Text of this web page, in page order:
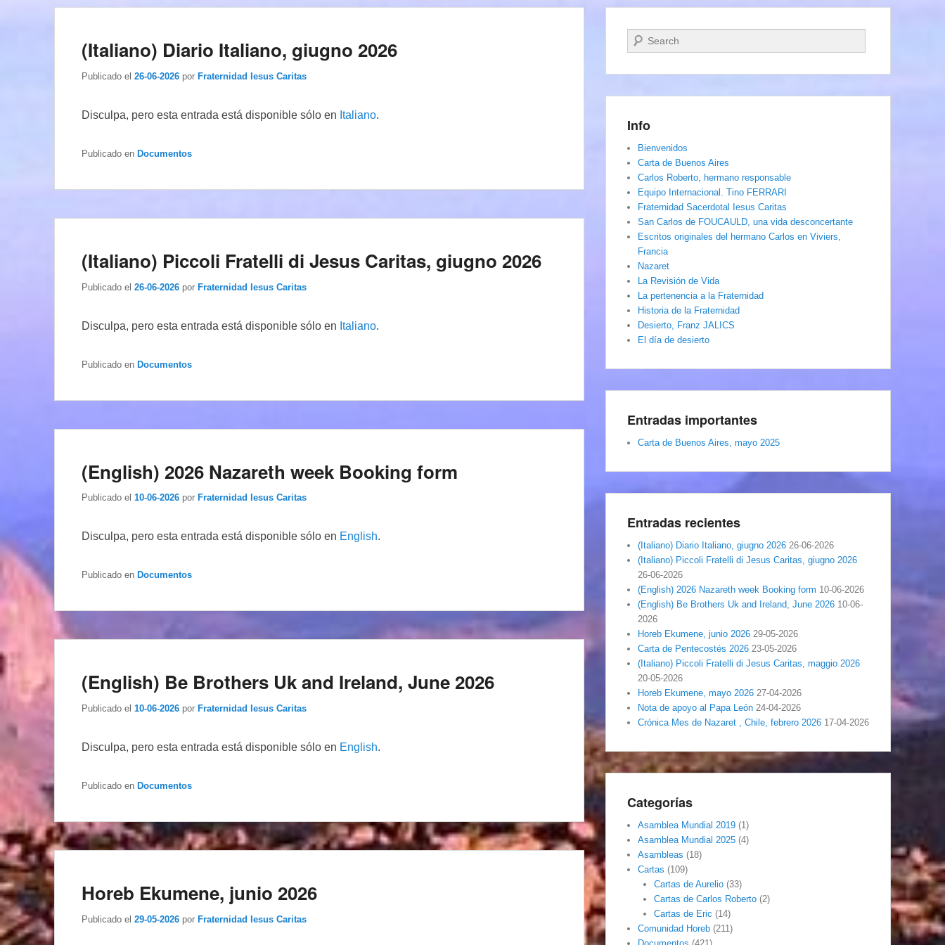
(Italiano) Diario Italiano, giugno 2026
Publicado el 26-06-2026 por Fraternidad Iesus Caritas
Disculpa, pero esta entrada está disponible sólo en Italiano.
Publicado en Documentos
(Italiano) Piccoli Fratelli di Jesus Caritas, giugno 2026
Publicado el 26-06-2026 por Fraternidad Iesus Caritas
Disculpa, pero esta entrada está disponible sólo en Italiano.
Publicado en Documentos
(English) 2026 Nazareth week Booking form
Publicado el 10-06-2026 por Fraternidad Iesus Caritas
Disculpa, pero esta entrada está disponible sólo en English.
Publicado en Documentos
(English) Be Brothers Uk and Ireland, June 2026
Publicado el 10-06-2026 por Fraternidad Iesus Caritas
Disculpa, pero esta entrada está disponible sólo en English.
Publicado en Documentos
Horeb Ekumene, junio 2026
Publicado el 29-05-2026 por Fraternidad Iesus Caritas
Buscar
Info
Bienvenidos
Carta de Buenos Aires
Carlos Roberto, hermano responsable
Equipo Internacional. Tino FERRARI
Fraternidad Sacerdotal Iesus Caritas
San Carlos de FOUCAULD, una vida desconcertante
Escritos originales del hermano Carlos en Viviers,
Francia
Nazaret
La Revisión de Vida
La pertenencia a la Fraternidad
Historia de la Fraternidad
Desierto, Franz JALICS
El día de desierto
Entradas importantes
Carta de Buenos Aires, mayo 2025
Entradas recientes
(Italiano) Diario Italiano, giugno 2026 26-06-2026
(Italiano) Piccoli Fratelli di Jesus Caritas, giugno 2026
26-06-2026
(English) 2026 Nazareth week Booking form 10-06-2026
(English) Be Brothers Uk and Ireland, June 2026 10-06-
2026
Horeb Ekumene, junio 2026 29-05-2026
Carta de Pentecostés 2026 23-05-2026
(Italiano) Piccoli Fratelli di Jesus Caritas, maggio 2026
20-05-2026
Horeb Ekumene, mayo 2026 27-04-2026
Nota de apoyo al Papa León 24-04-2026
Crónica Mes de Nazaret , Chile, febrero 2026 17-04-2026
Categorías
Asamblea Mundial 2019 (1)
Asamblea Mundial 2025 (4)
Asambleas (18)
Cartas (109)
Cartas de Aurelio(33)
Cartas de Carlos Roberto(2)
Cartas de Eric (14)
Comunidad Horeb (211)